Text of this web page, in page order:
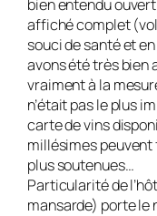
bien entendu
affiché complet
souci de santé et
avons été très bien
vraiment à la
n’était pas le plus
carte de vins
millésimes
plus soutenues…
Particularité de
mansarde) porte le